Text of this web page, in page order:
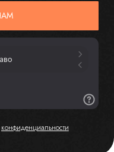
конфиденциальности